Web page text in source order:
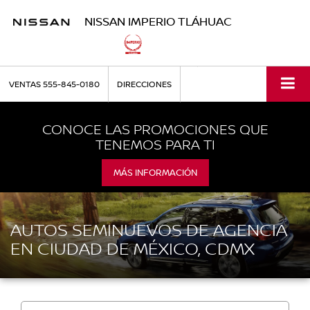
NISSAN IMPERIO TLÁHUAC
VENTAS555-845-0180 DIRECCIONES
CONOCE LAS PROMOCIONES QUE
TENEMOS PARA TI
MÁS INFORMACIÓN
AUTOS SEMINUEVOS DE AGENCIA
EN CIUDAD DE MÉXICO, CDMX